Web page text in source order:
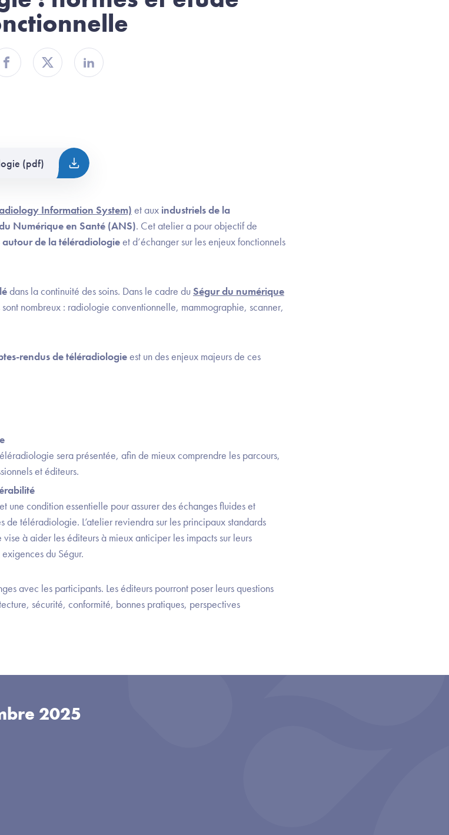
Partager sur Facebook
Partager sur TwitterPartager sur Linkedin
(pdf)
Information System) et aux industriels de la
Numérique en Santé (ANS). Cet atelier a pour objectif de
de la téléradiologieet d’échanger sur les enjeux fonctionnels
dans la continuité des soins. Dans le cadre duSégur du numérique
nombreux : radiologie conventionnelle, mammographie, scanner,
rendus de téléradiologieest un des enjeux majeurs de ces
sera présentée, afin de mieux comprendre les parcours,
et éditeurs.
une condition essentielle pour assurer des échanges fluides et
de téléradiologie. L’atelier reviendra sur les principaux standards
à aider les éditeurs à mieux anticiper les impacts sur leurs
du Ségur.
avec les participants. Les éditeurs pourront poser leurs questions
sécurité, conformité, bonnes pratiques, perspectives
2025